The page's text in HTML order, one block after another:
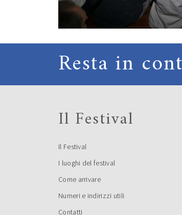
Resta in
Il Festival
Il Festival
I luoghi del festival
Come arrivare
Numeri e indirizzi utili
Contatti